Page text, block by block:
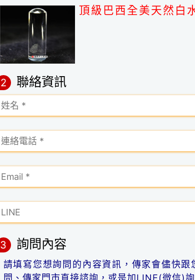
頂級巴西全美天然白
2 聯絡資訊
3 詢問內容
請填寫您想詢問的內容資訊，傳家會儘快
問、傳家門市直接諮詢，或是加LINE(微信)詢